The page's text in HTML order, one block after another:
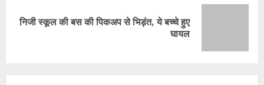
Next
निजी स्कूल की बस की पिकअप से भिड़ंत, ये बच्चे हुए
घायल